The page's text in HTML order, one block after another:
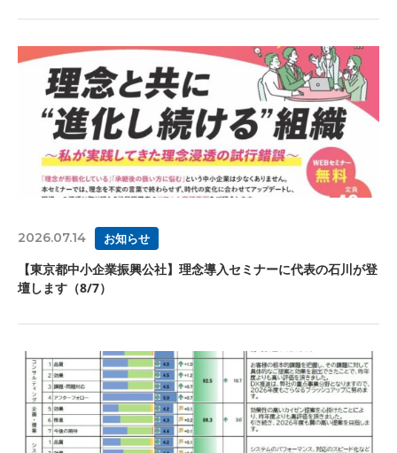
2026.07.14 お知らせ
【東京都中小企業振興公社】理念導入セミナーに代表の石川が登
壇します（8/7）